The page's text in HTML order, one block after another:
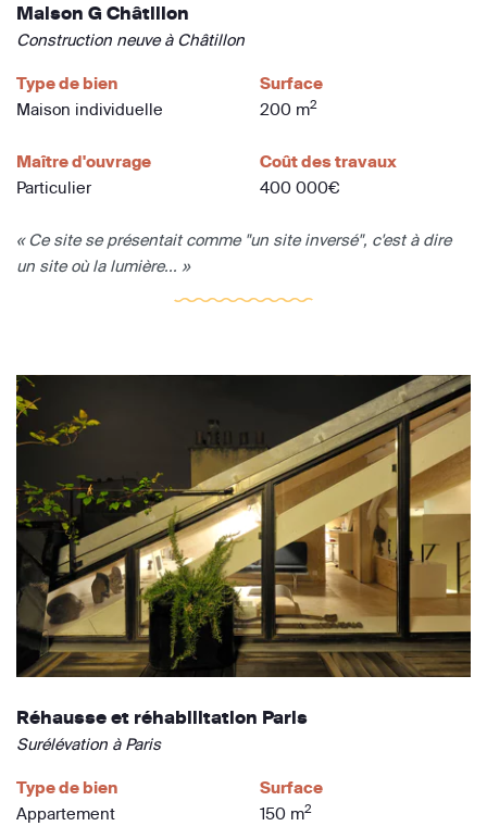
Maison G Châtillon
Construction neuve à Châtillon
Type de bien
Maison individuelle
Surface
200 m2
Maître d'ouvrage
Particulier
Coût des travaux
400 000€
« Ce site se présentait comme "un site inversé", c'est à dire
un site où la lumière... »
Réhausse et réhabilitation Paris
Surélévation à Paris
Type de bien
Appartement
Surface
150 m2